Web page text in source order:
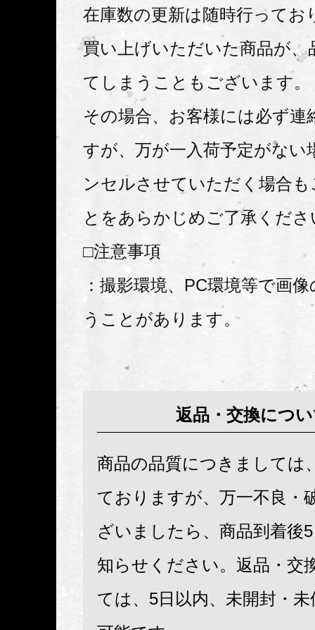
在庫数の更新は随時行ってお
買い上げいただいた商品が、
てしまうこともございます。
その場合、お客様には必ず連
すが、万が一入荷予定がない
ンセルさせていただく場合
とをあらかじめご了承くださ
□注意事項
：撮影環境、PC環境等で画
うことがあります。
返品・交換につ
商品の品質につきましては
ておりますが、万一不良・
ざいましたら、商品到着後
知らせください。返品・交
ては、5日以内、未開封・